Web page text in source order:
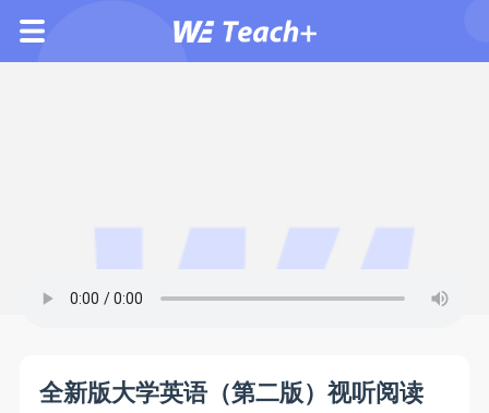
全新版大学英语（第二版）视听阅读